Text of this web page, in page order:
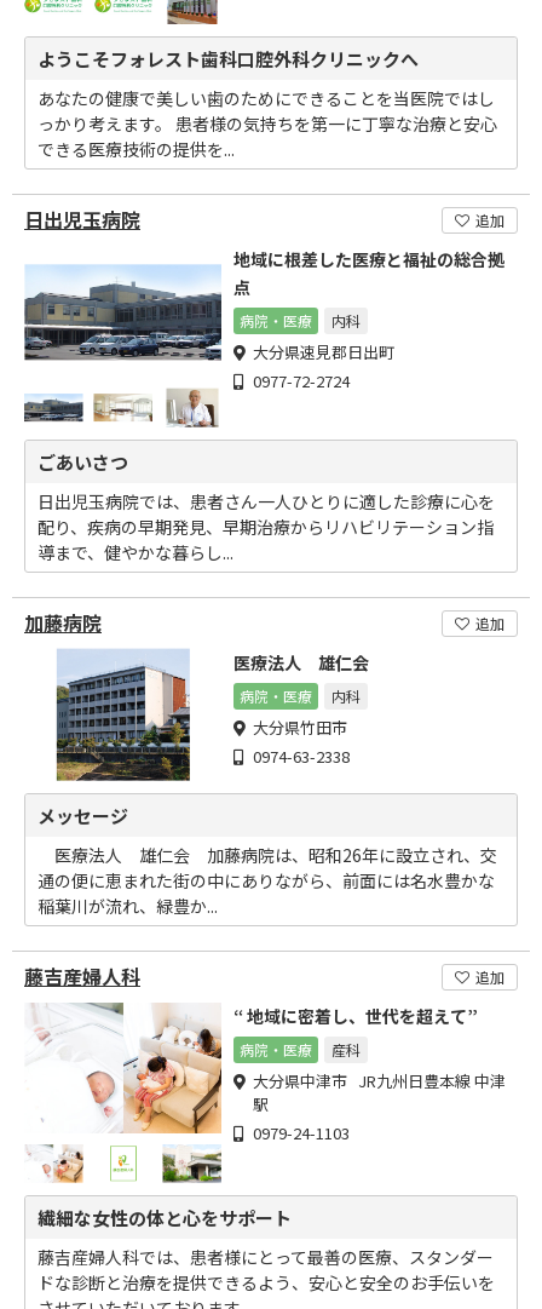
ようこそフォレスト歯科口腔外科クリニックへ
あなたの健康で美しい歯のためにできることを当医院ではし
っかり考えます。 患者様の気持ちを第一に丁寧な治療と安心
できる医療技術の提供を...
日出児玉病院 追加
地域に根差した医療と福祉の総合拠
点
病院・医療 内科
大分県速見郡日出町
0977-72-2724
ごあいさつ
日出児玉病院では、患者さん一人ひとりに適した診療に心を
配り、疾病の早期発見、早期治療からリハビリテーション指
導まで、健やかな暮らし...
加藤病院 追加
医療法人 雄仁会
病院・医療 内科
大分県竹田市
0974-63-2338
メッセージ
医療法人 雄仁会 加藤病院は、昭和26年に設立され、交
通の便に恵まれた街の中にありながら、前面には名水豊かな
稲葉川が流れ、緑豊か...
藤吉産婦人科 追加
“ 地域に密着し、世代を超えて”
病院・医療 産科
大分県中津市 JR九州日豊本線 中津
駅
0979-24-1103
繊細な女性の体と心をサポート
藤吉産婦人科では、患者様にとって最善の医療、スタンダー
ドな診断と治療を提供できるよう、安心と安全のお手伝いを